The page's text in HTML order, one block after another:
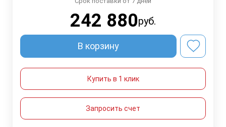
242 880руб.
В корзину
Купить в 1 клик
Запросить счет